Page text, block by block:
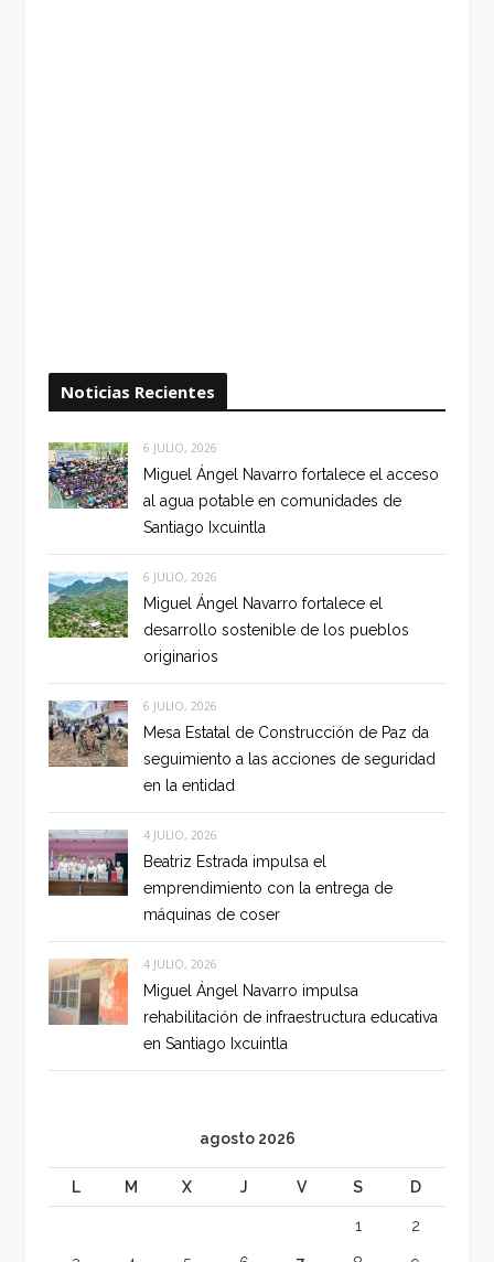
Noticias Recientes
6 JULIO, 2026
Miguel Ángel Navarro fortalece el acceso
al agua potable en comunidades de
Santiago Ixcuintla
6 JULIO, 2026
Miguel Ángel Navarro fortalece el
desarrollo sostenible de los pueblos
originarios
6 JULIO, 2026
Mesa Estatal de Construcción de Paz da
seguimiento a las acciones de seguridad
en la entidad
4 JULIO, 2026
Beatriz Estrada impulsa el
emprendimiento con la entrega de
máquinas de coser
4 JULIO, 2026
Miguel Ángel Navarro impulsa
rehabilitación de infraestructura educativa
en Santiago Ixcuintla
agosto 2026
L M X J V S D
1 2